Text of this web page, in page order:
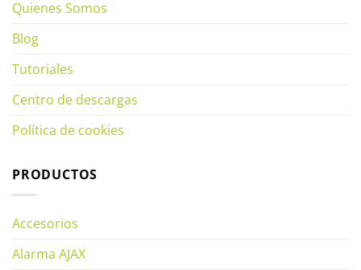
Quienes Somos
Blog
Tutoriales
Centro de descargas
Política de cookies
PRODUCTOS
Accesorios
Alarma AJAX